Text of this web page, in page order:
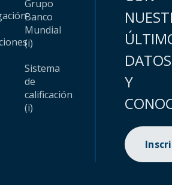
Grupo
Banco
Mundial
(i)
Sistema
de
calificación
(i)
DATOS
Y